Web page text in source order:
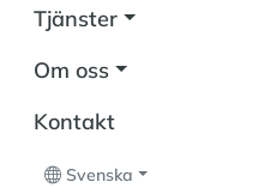
Tjänster
Om oss
Kontakt
Svenska